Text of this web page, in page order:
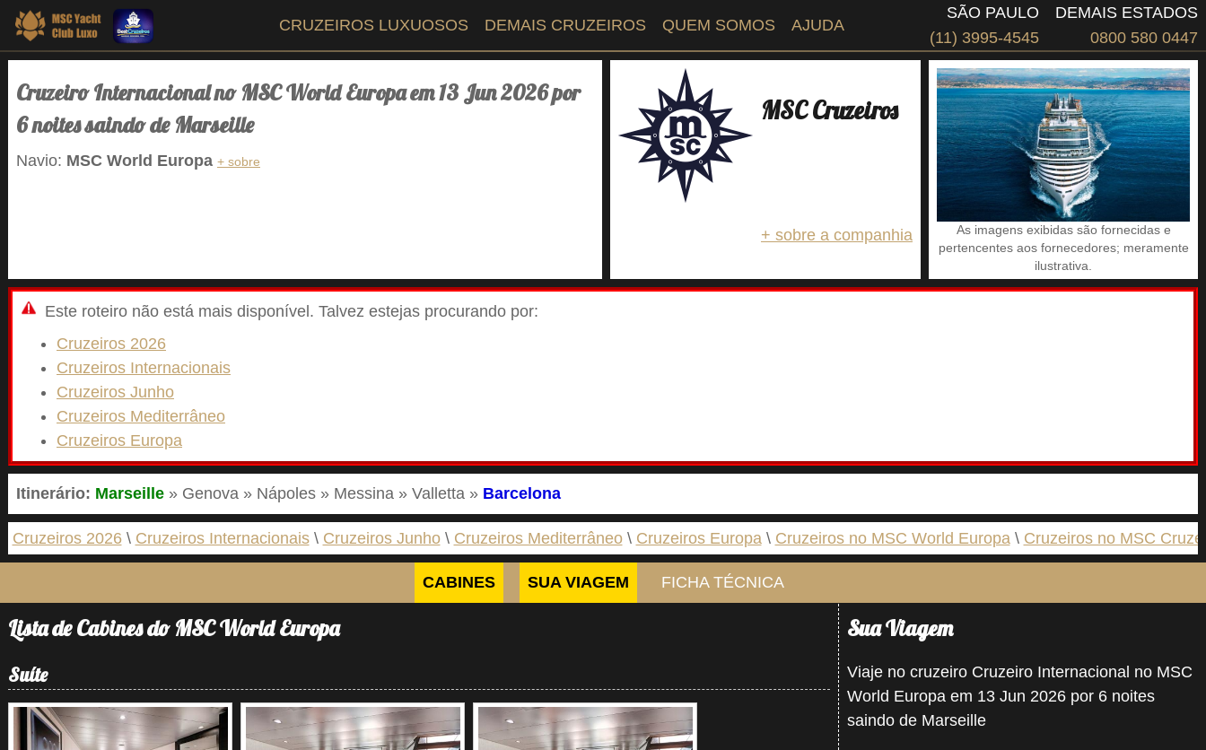
DEMAIS ESTADOS
0800 580 0447
SÃO PAULO
(11) 3995-4545
CRUZEIROS LUXUOSOS DEMAIS CRUZEIROS QUEM SOMOS AJUDA
Cruzeiro Internacional no MSC World Europa em 13 Jun 2026 por
6 noites saindo de Marseille
Navio: MSC World Europa + sobre
MSC Cruzeiros
+ sobre a companhia
As imagens exibidas são fornecidas e
pertencentes aos fornecedores; meramente
ilustrativa.
Este roteiro não está mais disponível. Talvez estejas procurando por:
Cruzeiros 2026
Cruzeiros Internacionais
Cruzeiros Junho
Cruzeiros Mediterrâneo
Cruzeiros Europa
Itinerário: Marseille » Genova » Nápoles » Messina » Valletta » Barcelona
Cruzeiros 2026 Cruzeiros Internacionais Cruzeiros Junho Cruzeiros Mediterrâneo Cruzeiros Europa Cruzeiros no MSC World Europa Cruzeiros no MSC
CABINES SUA VIAGEM FICHA TÉCNICA
Lista de Cabines do MSC World Europa
Suíte
Sua Viagem
Viaje no cruzeiro Cruzeiro Internacional no MSC
World Europa em 13 Jun 2026 por 6 noites
saindo de Marseille